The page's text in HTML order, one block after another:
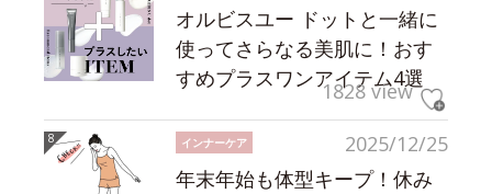
オルビスユー ドットと一緒に
使ってさらなる美肌に！おす
すめプラスワンアイテム4選
1828 view
2025/12/25
インナーケア
年末年始も体型キープ！休み